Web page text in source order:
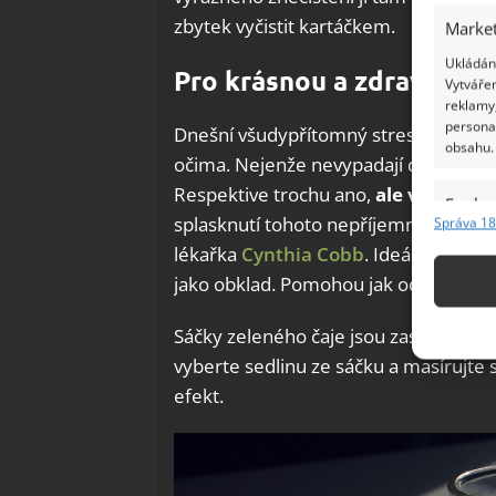
obsahu.
Funkce
Správa
zbytek vyčistit kartáčkem.
Pro krásnou a zdravou
Dnešní všudypřítomný stres i
očima. Nejenže nevypadají dobře,
Respektive trochu ano, ale všichni
splasknutí tohoto nepříjemného jevu
lékařka Cynthia Cobb. Ideální jsou
jako obklad. Pomohou jak od únavy,
Sáčky zeleného čaje jsou zase
vyberte sedlinu ze sáčku a masírujte
efekt.